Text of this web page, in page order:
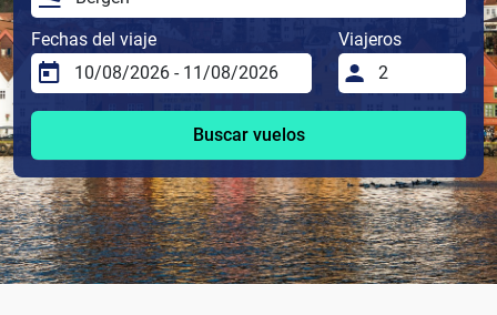
Fechas del viaje Viajeros
Buscar vuelos